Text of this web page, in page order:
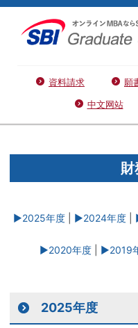
資料請求 願
中文网站
▶2025年度 ▶2024年度
▶2020年度| ▶2019
2025年度